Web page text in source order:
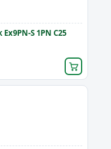
S 1PN C25